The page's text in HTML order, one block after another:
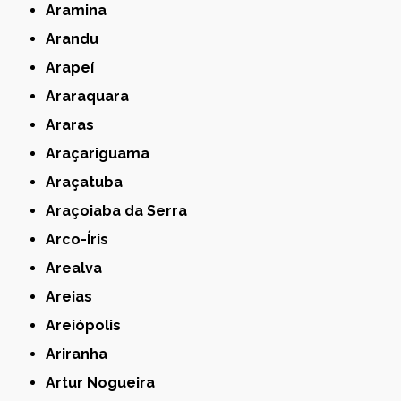
Aramina
Arandu
Arapeí
Araraquara
Araras
Araçariguama
Araçatuba
Araçoiaba da Serra
Arco-Íris
Arealva
Areias
Areiópolis
Ariranha
Artur Nogueira